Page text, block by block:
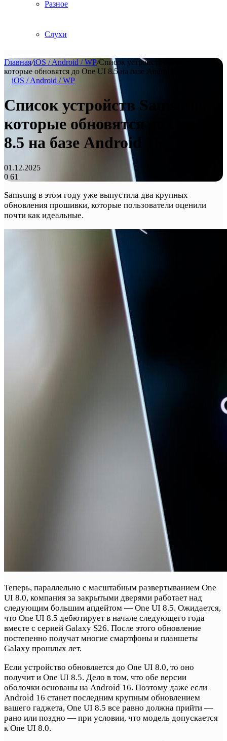
Разное
Слухи
Главная/iOS / Android / WP/Список устройств Samsung,
которые обновятся до One UI 8.5 на базе Android 16
iOS / Android / WP
Список устройств Samsung,
которые обновятся до One UI
8.5 на базе Android 16
01.12.2025
0 61
Samsung в этом году уже выпустила два крупных
обновления прошивки, которые пользователи оценили
почти как идеальные.
Теперь, параллельно с масштабным развертыванием One
UI 8.0, компания за закрытыми дверями работает над
следующим большим апдейтом — One UI 8.5. Ожидается,
что One UI 8.5 дебютирует в начале следующего года
вместе с серией Galaxy S26. После этого обновление
постепенно получат многие смартфоны и планшеты
Galaxy прошлых лет.
Если устройство обновляется до One UI 8.0, то оно
получит и One UI 8.5. Дело в том, что обе версии
оболочки основаны на Android 16. Поэтому даже если
Android 16 станет последним крупным обновлением
вашего гаджета, One UI 8.5 все равно должна прийти —
рано или поздно — при условии, что модель допускается
к One UI 8.0.